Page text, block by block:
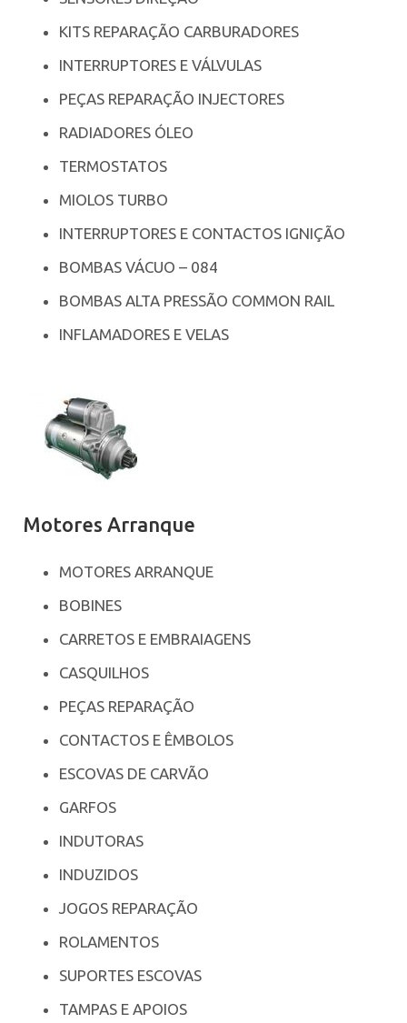
KITS REPARAÇÃO CARBURADORES
INTERRUPTORES E VÁLVULAS
PEÇAS REPARAÇÃO INJECTORES
RADIADORES ÓLEO
TERMOSTATOS
MIOLOS TURBO
INTERRUPTORES E CONTACTOS IGNIÇÃO
BOMBAS VÁCUO – 084
BOMBAS ALTA PRESSÃO COMMON RAIL
INFLAMADORES E VELAS
Motores Arranque
MOTORES ARRANQUE
BOBINES
CARRETOS E EMBRAIAGENS
CASQUILHOS
PEÇAS REPARAÇÃO
CONTACTOS E ÊMBOLOS
ESCOVAS DE CARVÃO
GARFOS
INDUTORAS
INDUZIDOS
JOGOS REPARAÇÃO
ROLAMENTOS
SUPORTES ESCOVAS
TAMPAS E APOIOS